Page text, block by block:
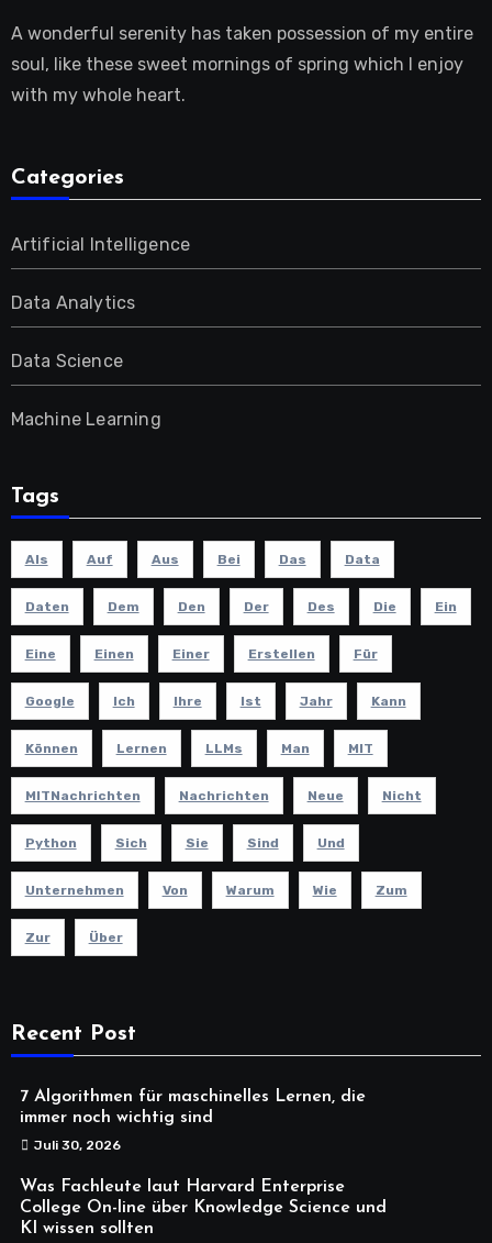
A wonderful serenity has taken possession of my entire
soul, like these sweet mornings of spring which I enjoy
with my whole heart.
Categories
Artificial Intelligence
Data Analytics
Data Science
Machine Learning
Tags
Als Auf Aus Bei Das Data
Daten Dem Den Der Des Die Ein
Eine Einen Einer Erstellen Für
Google Ich Ihre Ist Jahr Kann
Können Lernen LLMs Man MIT
MITNachrichten Nachrichten Neue Nicht
Python Sich Sie Sind Und
Unternehmen Von Warum Wie Zum
Zur Über
Recent Post
7 Algorithmen für maschinelles Lernen, die
immer noch wichtig sind
Juli 30, 2026
Was Fachleute laut Harvard Enterprise
College On-line über Knowledge Science und
KI wissen sollten